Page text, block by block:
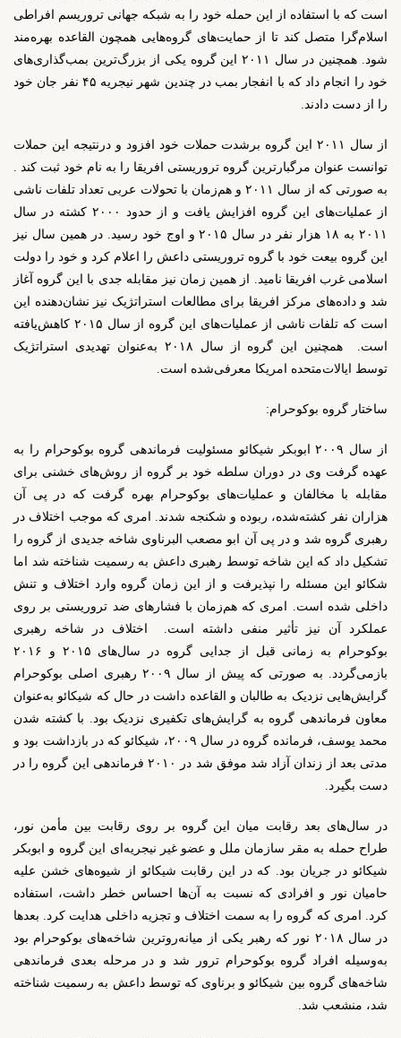
است که با استفاده از این حمله خود را به شبکه جهانی تروریسم افراطی
اسلام‌گرا متصل کند تا از حمایت‌های گروه‌هایی همچون القاعده بهره‌مند
شود. همچنین در سال ۲۰۱۱ این گروه یکی از بزرگ‌ترین بمب‌گذاری‌های
خود را انجام داد که با انفجار بمب در چندین شهر نیجریه ۴۵ نفر جان خود
را از دست دادند.
از سال ۲۰۱۱ این گروه برشدت حملات خود افزود و درنتیجه این حملات
توانست عنوان مرگبارترین گروه تروریستی افریقا را به نام خود ثبت کند .
به صورتی که از سال ۲۰۱۱ و هم‌زمان با تحولات عربی تعداد تلفات ناشی
از عملیات‌های این گروه افزایش یافت و از حدود ۲۰۰۰ کشته در سال
۲۰۱۱ به ۱۸ هزار نفر در سال ۲۰۱۵ و اوج خود رسید. در همین سال نیز
این گروه بیعت خود با گروه تروریستی داعش را اعلام کرد و خود را دولت
اسلامی غرب افریقا نامید. از همین زمان نیز مقابله جدی با این گروه آغاز
شد و داده‌های مرکز افریقا برای مطالعات استراتژیک نیز نشان‌دهنده این
است که تلفات ناشی از عملیات‌های این گروه از سال ۲۰۱۵ کاهش‌یافته
است.
همچنین این گروه از سال ۲۰۱۸ به‌عنوان تهدیدی استراتژیک
توسط ایالات‌متحده امریکا معرفی‌شده است.
ساختار گروه بوکوحرام:
از سال ۲۰۰۹ ابوبکر شیکائو مسئولیت فرماندهی گروه بوکوحرام را به
عهده گرفت وی در دوران سلطه خود بر گروه از روش‌های خشنی برای
مقابله با مخالفان و عملیات‌های بوکوحرام بهره گرفت که در پی آن
هزاران نفر کشته‌شده، ربوده و شکنجه شدند. امری که موجب اختلاف در
رهبری گروه شد و در پی آن ابو مصعب البرناوی شاخه جدیدی از گروه را
تشکیل داد که این شاخه توسط رهبری داعش به رسمیت شناخته شد اما
شکائو این مسئله را نپذیرفت و از این زمان گروه وارد اختلاف و تنش
داخلی شده است. امری که هم‌زمان با فشارهای ضد تروریستی بر روی
عملکرد آن نیز تأثیر منفی داشته است.
اختلاف در شاخه رهبری
بوکوحرام به زمانی قبل از جدایی گروه در سال‌های ۲۰۱۵ و ۲۰۱۶
بازمی‌گردد. به صورتی که پیش از سال ۲۰۰۹ رهبری اصلی بوکوحرام
گرایش‌هایی نزدیک به طالبان و القاعده داشت در حال که شیکائو به‌عنوان
معاون فرماندهی گروه به گرایش‌های تکفیری نزدیک بود. با کشته شدن
محمد یوسف، فرمانده گروه در سال ۲۰۰۹، شیکائو که در بازداشت بود و
مدتی بعد از زندان آزاد شد موفق شد در ۲۰۱۰ فرماندهی این گروه را در
دست بگیرد.
در سال‌های بعد رقابت میان این گروه بر روی رقابت بین مأمن نور،
طراح حمله به مقر سازمان ملل و عضو غیر نیجریه‌ای این گروه و ابوبکر
شیکائو در جریان بود. که در این رقابت شیکائو از شیوه‌های خشن علیه
حامیان نور و افرادی که نسبت به آن‌ها احساس خطر داشت، استفاده
کرد. امری که گروه را به سمت اختلاف و تجزیه داخلی هدایت کرد. بعدها
در سال ۲۰۱۸ نور که رهبر یکی از میانه‌روترین شاخه‌های بوکوحرام بود
به‌وسیله افراد گروه بوکوحرام ترور شد و در مرحله بعدی فرماندهی
شاخه‌های گروه بین شیکائو و برناوی که توسط داعش به رسمیت شناخته
شد، منشعب شد.